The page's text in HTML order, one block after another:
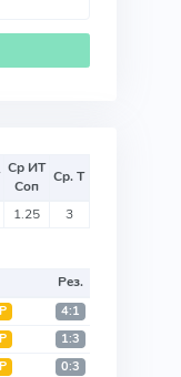
Ср ИТ
Соп
Ср. Т
1.25 3
Рез.
Р 4:1
Р 1:3
Р 0:3